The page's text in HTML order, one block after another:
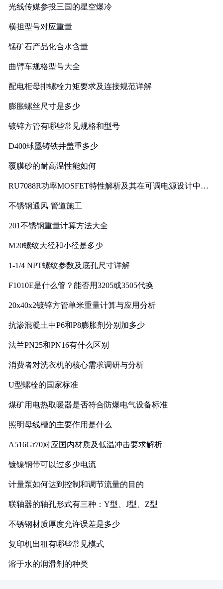
光线传媒参投三国的星空爆冷
横担型号对应重量
锰矿石产品化合水含量
曲臂车规格型号大全
配电柜母排螺栓力矩要求及连接规范详解
膨胀螺丝尺寸是多少
镀锌方管有哪些常见规格和型号
D400球墨铸铁井盖重多少
覆膜砂的耐高温性能如何
RU7088R功率MOSFET特性解析及其在可调电源设计中的
不锈钢通风 管道施工
201不锈钢重量计算方法大全
M20螺纹大径和小径是多少
1-1/4 NPT螺纹参数及底孔尺寸详解
F1010E是什么管？能否用3205或3505代换
20x40x2镀锌方管单米重量计算与应用分析
抗渗混凝土中P6和P8膨胀剂分别加多少
法兰PN25和PN16有什么区别
消费者对洗衣机的核心需求调研与分析
U型螺栓的国家标准
煤矿用电热取暖器是否符合防爆电气设备标准
照明母线槽的主要作用是什么
A516Gr70对应国内材质及低温冲击要求解析
镀镍钢带可以过多少电流
计量泵如何达到控制和调节流量的目的
联轴器的轴孔形式有三种：Y型、J型、Z型
不锈钢材质厚度允许误差是多少
复印机出租有哪些常见模式
溶于水的润滑剂的种类